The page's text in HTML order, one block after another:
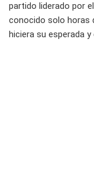
partido liderado por
conocido solo horas
hiciera su esperada